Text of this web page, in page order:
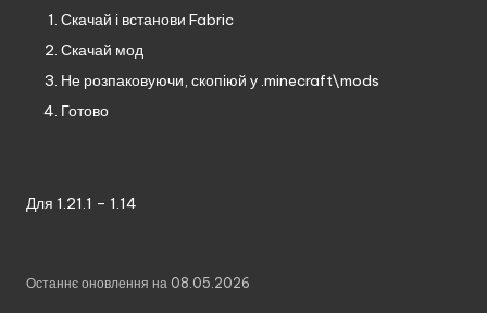
Скачай і встанови Fabric
Скачай мод
Не розпаковуючи, скопіюй у .minecraft\mods
Готово
Для 1.21.1 – 1.14
Останнє оновлення на 08.05.2026